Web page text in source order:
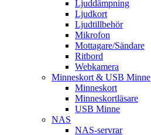
Ljuddämpning
Ljudkort
Ljudtillbehör
Mikrofon
Mottagare/Sändare
Ritbord
Webkamera
Minneskort & USB Minne
Minneskort
Minneskortläsare
USB Minne
NAS
NAS-servrar